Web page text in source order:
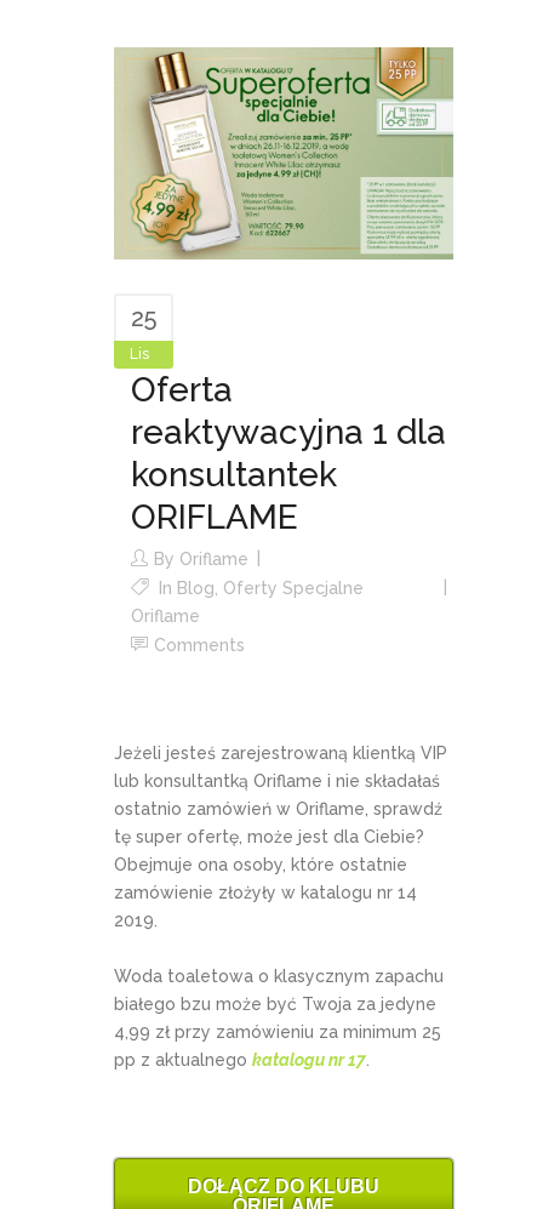
25
Lis
Oferta
reaktywacyjna 1 dla
konsultantek
ORIFLAME
By Oriflame
In Blog Oferty Specjalne
Oriflame
Comments
Jeżeli jesteś zarejestrowaną klientką VIP
lub konsultantką Oriflame i nie składałaś
ostatnio zamówień w Oriflame, sprawdź
tę super ofertę, może jest dla Ciebie?
Obejmuje ona osoby, które ostatnie
zamówienie złożyły w katalogu nr 14
2019.
Woda toaletowa o klasycznym zapachu
białego bzu może być Twoja za jedyne
4,99 zł przy zamówieniu za minimum 25
pp z aktualnego katalogu nr 17
DOŁĄCZ DO KLUBU